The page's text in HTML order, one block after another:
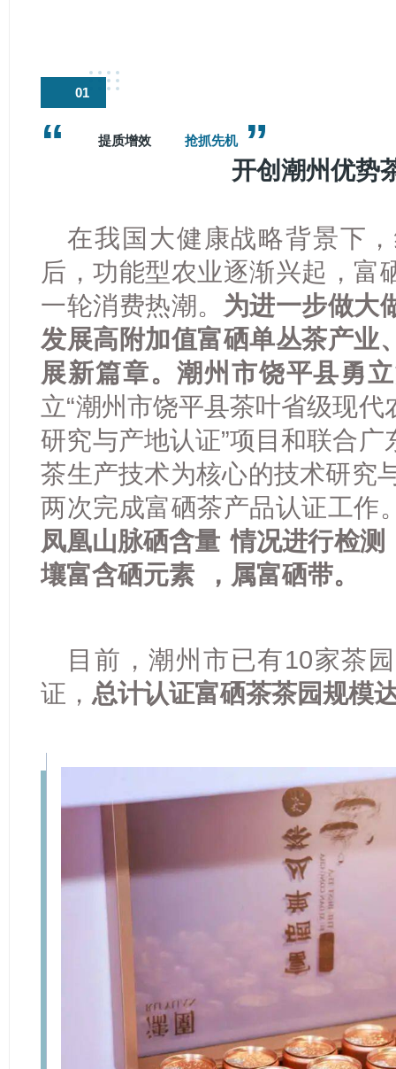
01
“ 提质增效 抢抓先机 ”
开创潮州优势
在我国大健康战略背景下
后，功能型农业逐渐兴起，富
一轮消费热潮。 为进一步做大
发展高附加值富硒单丛茶产业
展新篇章。潮州市饶平县勇
立“潮州市饶平县茶叶省级现
研究与产地认证”项目和联合
茶生产技术为核心的技术研究
两次完成富硒茶产品认证工作
凤凰山脉硒含量 情况进行检测
壤富含硒元素 ，属富硒带。
目前，潮州市已有10家茶
证， 总计认证富硒茶茶园规模